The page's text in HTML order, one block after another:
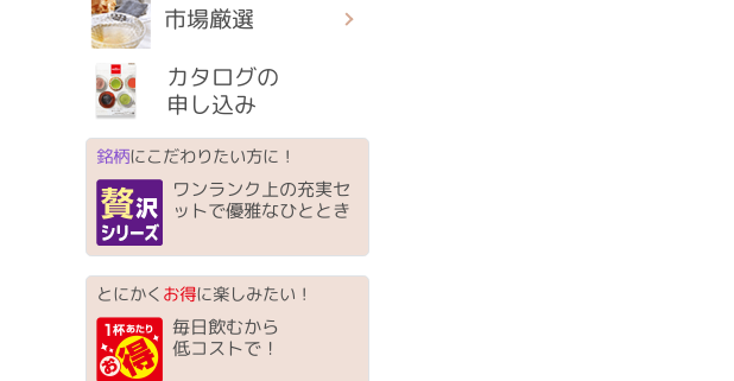
市場厳選
カタログの
申し込み
銘柄にこだわりたい方に！
ワンランク上の充実セ
ットで優雅なひととき
とにかく お得に楽しみたい！
毎日飲むから
低コストで！